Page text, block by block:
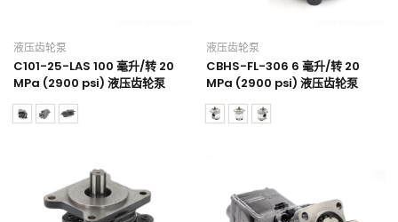
液压齿轮泵
C101-25-LAS 100 毫升/转 20
MPa (2900 psi) 液压齿轮泵
液压齿轮泵
CBHS-FL-306 6 毫升/转 20
MPa (2900 psi) 液压齿轮泵